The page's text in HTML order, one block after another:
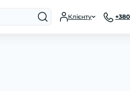
Клієнту